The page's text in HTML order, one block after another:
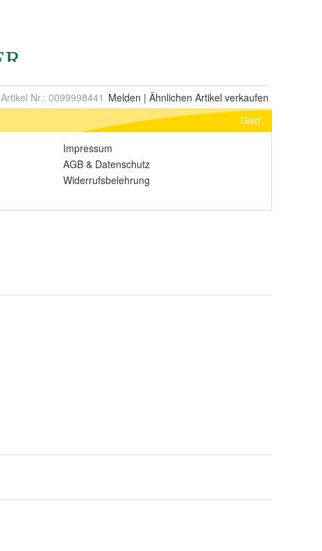
Artikel Nr.: 0099998441 Melden | Ähnlichen Artikel verkaufen
Gold
Impressum
AGB & Datenschutz
Widerrufsbelehrung